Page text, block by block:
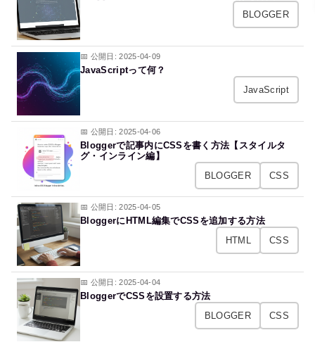
BLOGGER
📅 公開日: 2025-04-09
JavaScriptって何？
JavaScript
📅 公開日: 2025-04-06
Bloggerで記事内にCSSを書く方法【スタイルタ
グ・インライン編】
BLOGGER
CSS
📅 公開日: 2025-04-05
BloggerにHTML編集でCSSを追加する方法
HTML
CSS
📅 公開日: 2025-04-04
BloggerでCSSを設置する方法
BLOGGER
CSS